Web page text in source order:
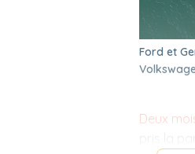
Ford et
Deux